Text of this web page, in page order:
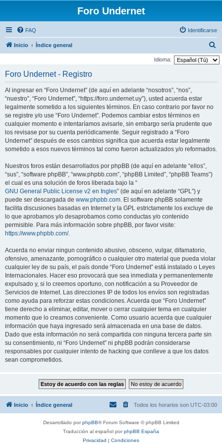
Foro Undernet
FAQ Identificarse
Inicio Índice general
u
Idioma:
Foro Undernet - Registro
Al ingresar en “Foro Undernet” (de aquí en adelante “nosotros”, “nos”,
“nuestro”, “Foro Undernet”, “https://foro.undernet.uy”), usted acuerda estar
legalmente sometido a los siguientes términos. En caso contrario por favor no
se registre y/o use “Foro Undernet”. Podemos cambiar estos términos en
cualquier momento e intentaríamos avisarle, sin embargo sería prudente que
los revisase por su cuenta periódicamente. Seguir registrado a “Foro
Undernet” después de esos cambios significa que acuerda estar legalmente
sometido a esos nuevos términos tal como fueron actualizados y/o reformados.
Nuestros foros están desarrollados por phpBB (de aquí en adelante “ellos”,
“sus”, “software phpBB”, “www.phpbb.com”, “phpBB Limited”, “phpBB Teams”)
el cual es una solución de foros liberada bajo la “
GNU General Public License v2 en Ingles” (de aquí en adelante “GPL”) y
puede ser descargada de www.phpbb.com. El software phpBB solamente
facilita discusiones basadas en Internet y la GPL estrictamente los excluye de
lo que aprobamos y/o desaprobamos como conductas y/o contenido
permisible. Para más información sobre phpBB, por favor visite:
https://www.phpbb.com/.
Acuerda no enviar ningun contenido abusivo, obsceno, vulgar, difamatorio,
ofensivo, amenazante, pornográfico o cualquier otro material que pueda violar
cualquier ley de su país, el país donde “Foro Undernet” está instalado o Leyes
Internacionales. Hacer eso provocará que sea inmediata y permanentemente
expulsado y, si lo creemos oportuno, con notificación a su Proveedor de
Servicios de Internet. Las direcciones IP de todos los envíos son registradas
como ayuda para reforzar estas condiciones. Acuerda que “Foro Undernet”
tiene derecho a eliminar, editar, mover o cerrar cualquier tema en cualquier
momento que lo creamos conveniente. Como usuario acuerda que cualquier
información que haya ingresado será almacenada en una base de datos.
Dado que esta información no será compartida con ninguna tercera parte sin
su consentimiento, ni “Foro Undernet” ni phpBB podrán considerarse
responsables por cualquier intento de hacking que conlleve a que los datos
sean comprometidos.
Inicio Índice general Todos los horarios son UTC-03:00
Desarrollado porphpBB® Forum Software © phpBB Limited
Traducción al español porphpBB España
Privacidad | Condiciones